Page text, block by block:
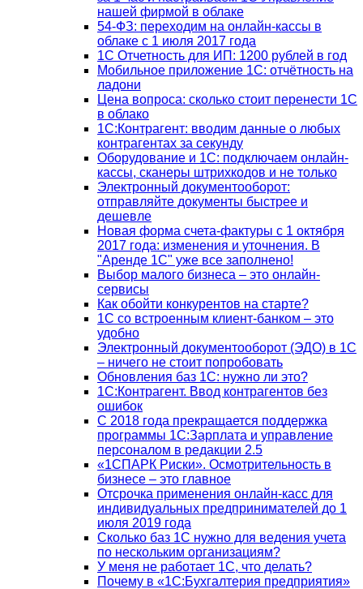
нашей фирмой в облаке
54-ФЗ: переходим на онлайн-кассы в
облаке с 1 июля 2017 года
1С Отчетность для ИП: 1200 рублей в год
Мобильное приложение 1С: отчётность на
ладони
Цена вопроса: сколько стоит перенести 1С
в облако
1С:Контрагент: вводим данные о любых
контрагентах за секунду
Оборудование и 1С: подключаем онлайн-
кассы, сканеры штрихкодов и не только
Электронный документооборот:
отправляйте документы быстрее и
дешевле
Новая форма счета-фактуры с 1 октября
2017 года: изменения и уточнения. В
"Аренде 1С" уже все заполнено!
Выбор малого бизнеса – это онлайн-
сервисы
Как обойти конкурентов на старте?
1C со встроенным клиент-банком – это
удобно
Электронный документооборот (ЭДО) в 1С
– ничего не стоит попробовать
Обновления баз 1С: нужно ли это?
1С:Контрагент. Ввод контрагентов без
ошибок
С 2018 года прекращается поддержка
программы 1С:Зарплата и управление
персоналом в редакции 2.5
«1СПАРК Риски». Осмотрительность в
бизнесе – это главное
Отсрочка применения онлайн-касс для
индивидуальных предпринимателей до 1
июля 2019 года
Сколько баз 1C нужно для ведения учета
по нескольким организациям?
У меня не работает 1С, что делать?
Почему в «1С:Бухгалтерия предприятия»